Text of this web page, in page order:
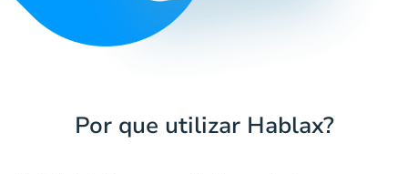
Por que utilizar Hablax?